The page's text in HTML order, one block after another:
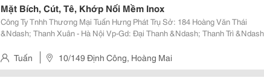
Mặt Bích, Cút, Tê, Khớp Nối Mềm Inox
Công Ty Tnhh Thương Mại Tuấn Hưng Phát Trụ Sở: 184 Hoàng Văn Thái
&Ndash; Thanh Xuân - Hà Nội Vp-Gd: Đại Thanh &Ndash; Thanh Trì &Ndash;
Tuấn 10/149 Định Công, Hoàng Mai